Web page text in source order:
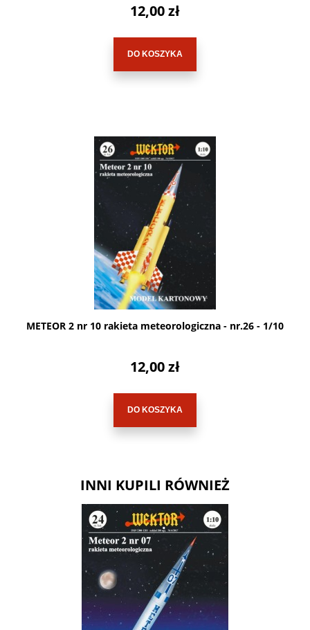
12,00 zł
DO KOSZYKA
METEOR 2 nr 10 rakieta meteorologiczna - nr.26 - 1/10
12,00 zł
DO KOSZYKA
INNI KUPILI RÓWNIEŻ